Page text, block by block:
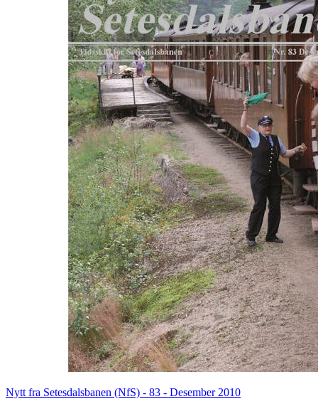
Nytt fra Setesdalsbanen (NfS) - 83 - Desember 2010